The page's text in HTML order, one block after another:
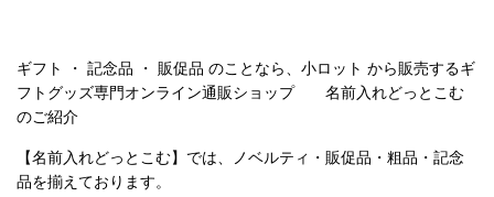
ギフト ・ 記念品 ・ 販促品 のことなら、小ロット から販売するギ
フトグッズ専門オンライン通販ショップ 名前入れどっとこむ
のご紹介
【名前入れどっとこむ】では、ノベルティ・販促品・粗品・記念
品を揃えております。